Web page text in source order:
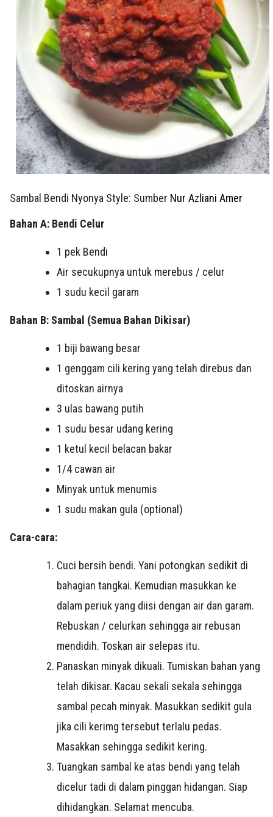
Sambal Bendi Nyonya Style: Sumber Nur Azliani Amer
Bahan A: Bendi Celur
1 pek Bendi
Air secukupnya untuk merebus / celur
1 sudu kecil garam
Bahan B: Sambal (Semua Bahan Dikisar)
1 biji bawang besar
1 genggam cili kering yang telah direbus dan
ditoskan airnya
3 ulas bawang putih
1 sudu besar udang kering
1 ketul kecil belacan bakar
1/4 cawan air
Minyak untuk menumis
1 sudu makan gula (optional)
Cara-cara:
Cuci bersih bendi. Yani potongkan sedikit di
bahagian tangkai. Kemudian masukkan ke
dalam periuk yang diisi dengan air dan garam.
Rebuskan / celurkan sehingga air rebusan
mendidih. Toskan air selepas itu.
Panaskan minyak dikuali. Tumiskan bahan yang
telah dikisar. Kacau sekali sekala sehingga
sambal pecah minyak. Masukkan sedikit gula
jika cili kerimg tersebut terlalu pedas.
Masakkan sehingga sedikit kering.
Tuangkan sambal ke atas bendi yang telah
dicelur tadi di dalam pinggan hidangan. Siap
dihidangkan. Selamat mencuba.